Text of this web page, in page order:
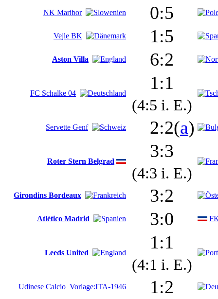
NK Maribor 0:5
Vejle BK 1:5
Aston Villa 6:2
FC Schalke 04
1:1
(4:5 i. E.)
Servette Genf 2:2(a)
Roter Stern Belgrad
3:3
(4:3 i. E.)
Girondins Bordeaux 3:2
Atlético Madrid 3:0
Leeds United
1:1
(4:1 i. E.)
Udinese Calcio Vorlage:ITA-1946 1:2